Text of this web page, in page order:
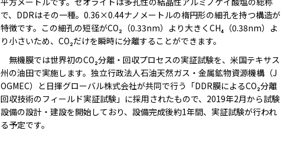
で、DDRはその一種。0.36×0.44ナノメートルの楕円形の細孔を持つ構造が
特徴です。この細孔の短径がCO₂（0.33nm）より大きくCH₄（0.38nm）よ
り小さいため、CO₂だけを瞬時に分離することができます。
無機膜では世界初のCO₂分離・回収プロセスの実証試験を、米国テキサス
州の油田で実施します。独立行政法人石油天然ガス・金属鉱物資源機構（J
OGMEC）と日揮グローバル株式会社が共同で行う「DDR膜によるCO₂分離
回収技術のフィールド実証試験」に採用されたもので、2019年2月から試験
設備の設計・建設を開始しており、設備完成後約1年間、実証試験が行われ
る予定です。